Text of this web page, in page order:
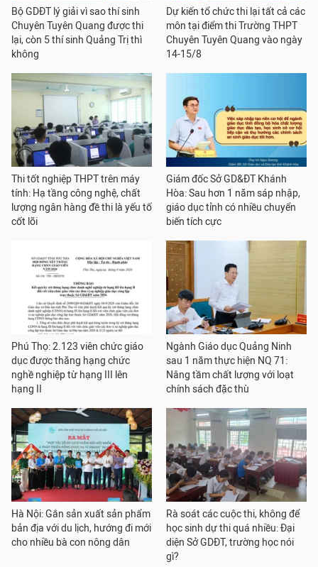
Bộ GDĐT lý giải vì sao thí sinh
Chuyên Tuyên Quang được thi
lại, còn 5 thí sinh Quảng Trị thì
không
Dự kiến tổ chức thi lại tất cả các
môn tại điểm thi Trường THPT
Chuyên Tuyên Quang vào ngày
14-15/8
Thi tốt nghiệp THPT trên máy
tính: Hạ tầng công nghệ, chất
lượng ngân hàng đề thi là yếu tố
cốt lõi
Giám đốc Sở GD&ĐT Khánh
Hòa: Sau hơn 1 năm sáp nhập,
giáo dục tỉnh có nhiều chuyển
biến tích cực
Phú Thọ: 2.123 viên chức giáo
dục được thăng hạng chức
nghề nghiệp từ hạng III lên
hạng II
Ngành Giáo dục Quảng Ninh
sau 1 năm thực hiện NQ 71:
Nâng tầm chất lượng với loạt
chính sách đặc thù
Hà Nội: Gắn sản xuất sản phẩm
bản địa với du lịch, hướng đi mới
cho nhiều bà con nông dân
Rà soát các cuộc thi, không để
học sinh dự thi quá nhiều: Đại
diện Sở GDĐT, trường học nói
gì?